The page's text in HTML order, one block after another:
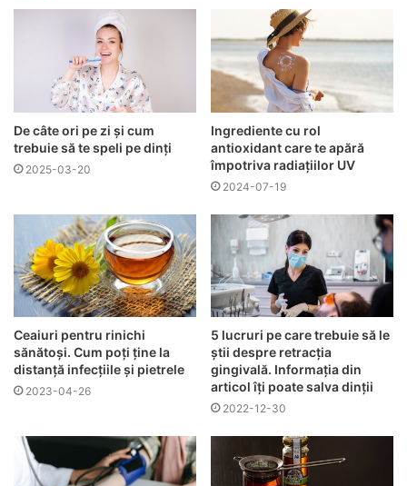
u
De câte ori pe zi și cum
trebuie să te speli pe dinți
2025-03-20
Ingrediente cu rol
antioxidant care te apără
împotriva radiațiilor UV
2024-07-19
Ceaiuri pentru rinichi
sănătoși. Cum poți ține la
distanță infecțiile și pietrele
2023-04-26
5 lucruri pe care trebuie să le
știi despre retracția
gingivală. Informația din
articol îți poate salva dinții
2022-12-30